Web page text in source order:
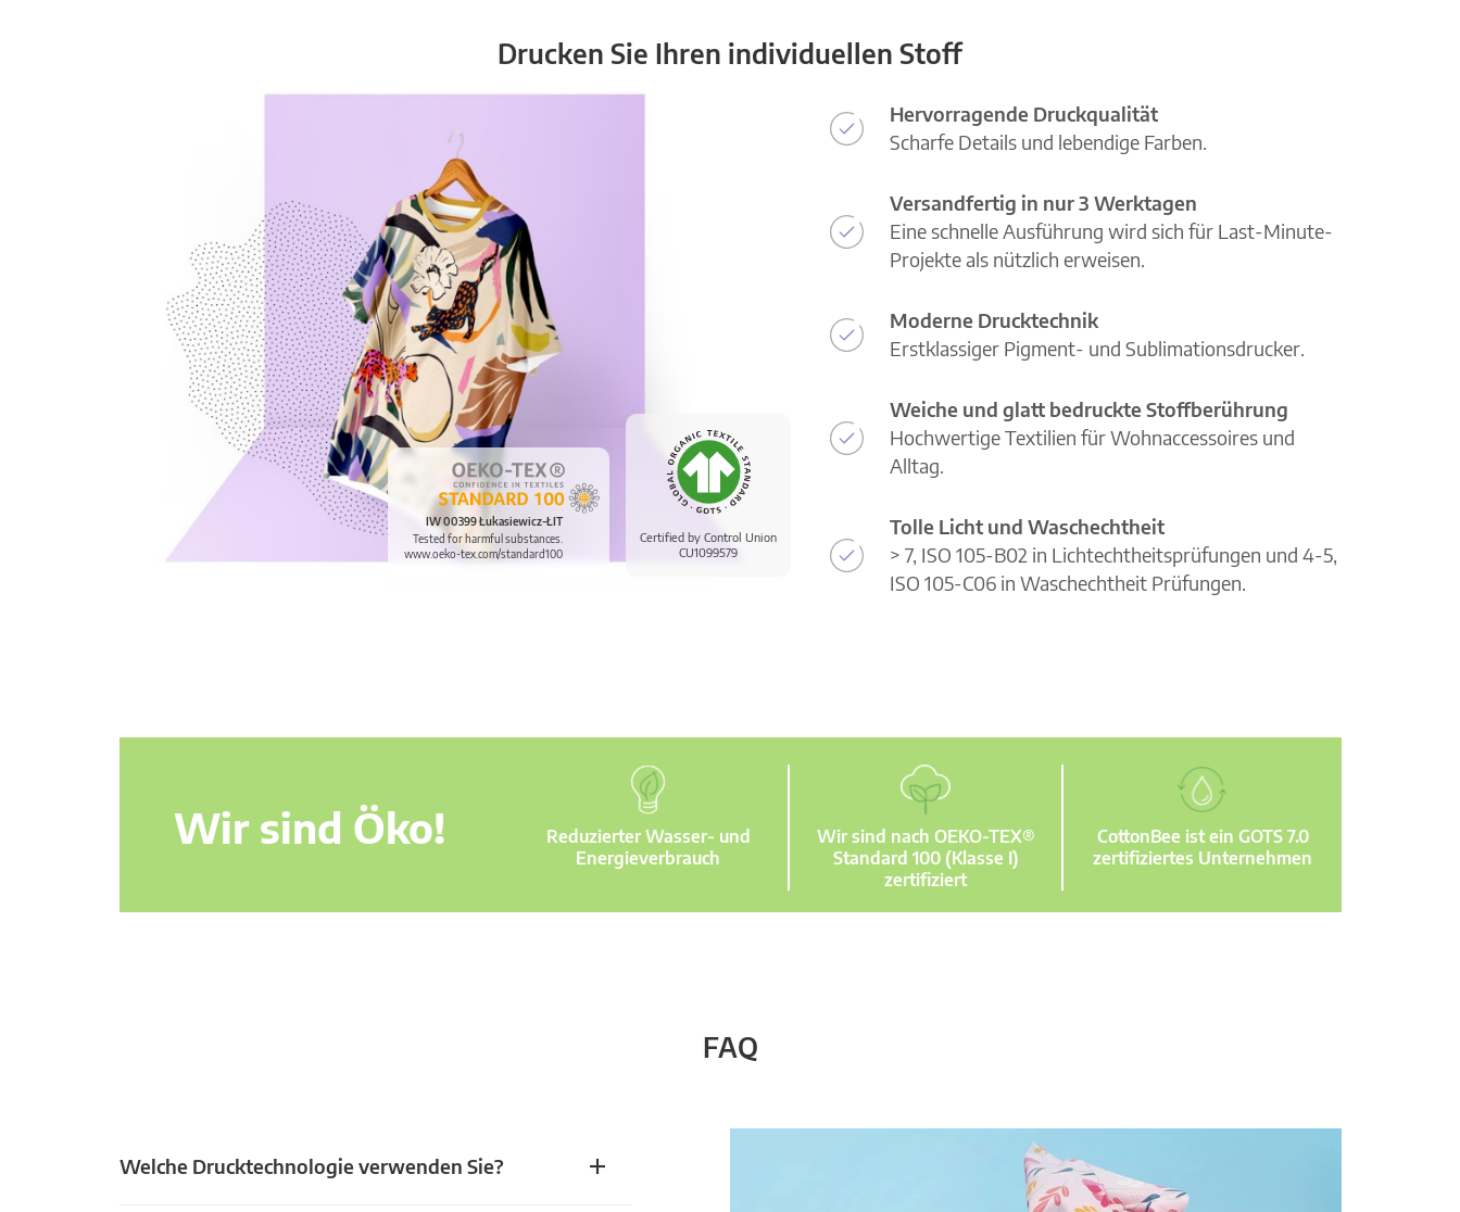
Drucken Sie Ihren individuellen Stoff
Certified by Control Union
CU1099579
IW 00399 Łukasiewicz-ŁIT
Tested for harmful substances.
www.oeko-tex.com/standard100
Hervorragende Druckqualität
Scharfe Details und lebendige Farben.
Versandfertig in nur 3 Werktagen
Eine schnelle Ausführung wird sich für Last-Minute-
Projekte als nützlich erweisen.
Moderne Drucktechnik
Erstklassiger Pigment- und Sublimationsdrucker.
Weiche und glatt bedruckte Stoffberührung
Hochwertige Textilien für Wohnaccessoires und
Alltag.
Tolle Licht und Waschechtheit
> 7, ISO 105-B02 in Lichtechtheitsprüfungen und 4-5,
ISO 105-C06 in Waschechtheit Prüfungen.
Wir sind Öko!
Reduzierter Wasser- und
Energieverbrauch
Wir sind nach OEKO-TEX®
Standard 100 (Klasse I)
zertifiziert
CottonBee ist ein GOTS 7.0
zertifiziertes Unternehmen
FAQ
Welche Drucktechnologie verwenden Sie?